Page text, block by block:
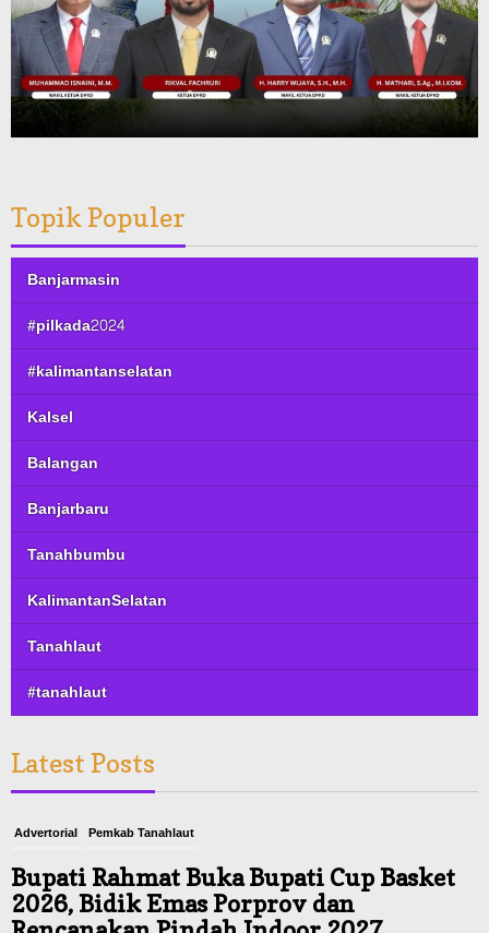
Topik Populer
Banjarmasin
#pilkada2024
#kalimantanselatan
Kalsel
Balangan
Banjarbaru
Tanahbumbu
KalimantanSelatan
Tanahlaut
#tanahlaut
Latest Posts
Advertorial Pemkab Tanahlaut
Bupati Rahmat Buka Bupati Cup Basket
2026, Bidik Emas Porprov dan